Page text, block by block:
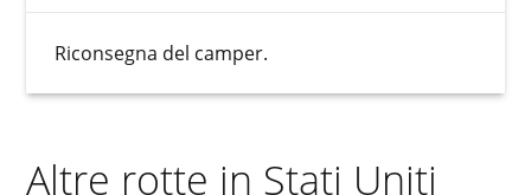
Riconsegna del camper.
Altre rotte in Stati Uniti